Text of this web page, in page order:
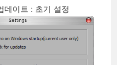
데이트 : 초기 설정